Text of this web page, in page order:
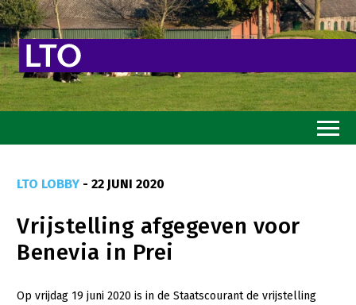
Goed eten
Mooi groen
Sterk ondernemerschap
LTO LOBBY - 22 JUNI 2020
Vrijstelling afgegeven voor
Benevia in Prei
Op vrijdag 19 juni 2020 is in de Staatscourant de vrijstelling